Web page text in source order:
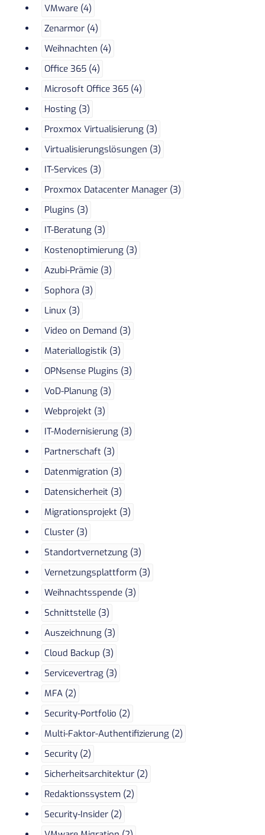
VMware (4)
Zenarmor (4)
Weihnachten (4)
Office 365 (4)
Microsoft Office 365 (4)
Hosting (3)
Proxmox Virtualisierung (3)
Virtualisierungslösungen (3)
IT-Services (3)
Proxmox Datacenter Manager (3)
Plugins (3)
IT-Beratung (3)
Kostenoptimierung (3)
Azubi-Prämie (3)
Sophora (3)
Linux (3)
Video on Demand (3)
Materiallogistik (3)
OPNsense Plugins (3)
VoD-Planung (3)
Webprojekt (3)
IT-Modernisierung (3)
Partnerschaft (3)
Datenmigration (3)
Datensicherheit (3)
Migrationsprojekt (3)
Cluster (3)
Standortvernetzung (3)
Vernetzungsplattform (3)
Weihnachtsspende (3)
Schnittstelle (3)
Auszeichnung (3)
Cloud Backup (3)
Servicevertrag (3)
MFA (2)
Security-Portfolio (2)
Multi-Faktor-Authentifizierung (2)
Security (2)
Sicherheitsarchitektur (2)
Redaktionssystem (2)
Security-Insider (2)